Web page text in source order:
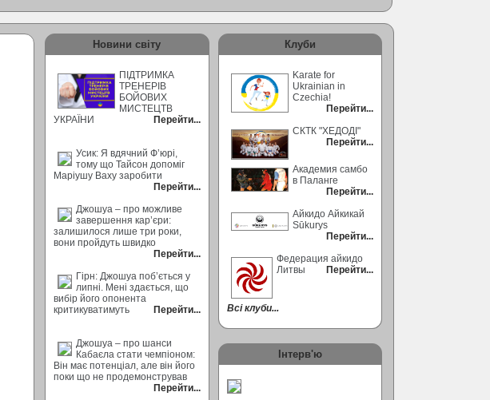
Новини світу
ПІДТРИМКА
ТРЕНЕРІВ
БОЙОВИХ
МИСТЕЦТВ
УКРАЇНИ
Перейти...
Усик: Я вдячний Ф’юрі,
тому що Тайсон допоміг
Маріушу Ваху заробити
Перейти...
Джошуа – про можливе
завершення кар’єри:
залишилося лише три роки,
вони пройдуть швидко
Перейти...
Гірн: Джошуа поб’ється у
липні. Мені здається, що
вибір його опонента
критикуватимуть
Перейти...
Джошуа – про шанси
Кабаєла стати чемпіоном:
Він має потенціал, але він його
поки що не продемонстрував
Перейти...
Клуби
Karate for
Ukrainian in
Czechia!
Перейти...
СКТК "ХЕДОДІ"
Перейти...
Академия самбо
в Паланге
Перейти...
Айкидо Айкикай
Sūkurys
Перейти...
Федерация айкидо
Литвы
Перейти...
Всі клуби...
Інтерв'ю